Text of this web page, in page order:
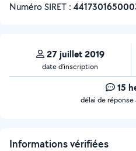
Numéro SIRET :
27 juillet 2019
date d’inscription
15
délai de réponse
Informations vérifiées